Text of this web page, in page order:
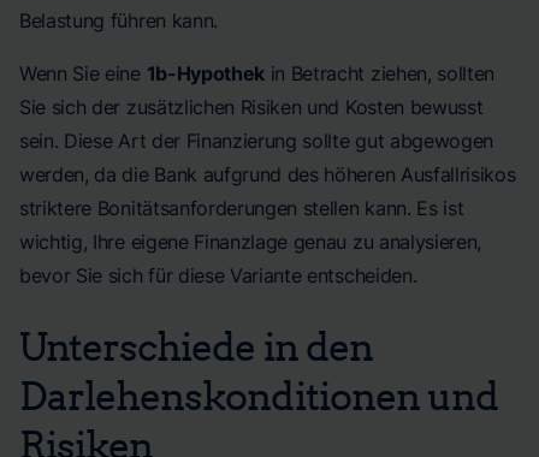
Belastung führen kann.
Wenn Sie eine 1b-Hypothek in Betracht ziehen, sollten
Sie sich der zusätzlichen Risiken und Kosten bewusst
sein. Diese Art der Finanzierung sollte gut abgewogen
werden, da die Bank aufgrund des höheren Ausfallrisikos
striktere Bonitätsanforderungen stellen kann. Es ist
wichtig, Ihre eigene Finanzlage genau zu analysieren,
bevor Sie sich für diese Variante entscheiden.
Unterschiede in den
Darlehenskonditionen und
Risiken